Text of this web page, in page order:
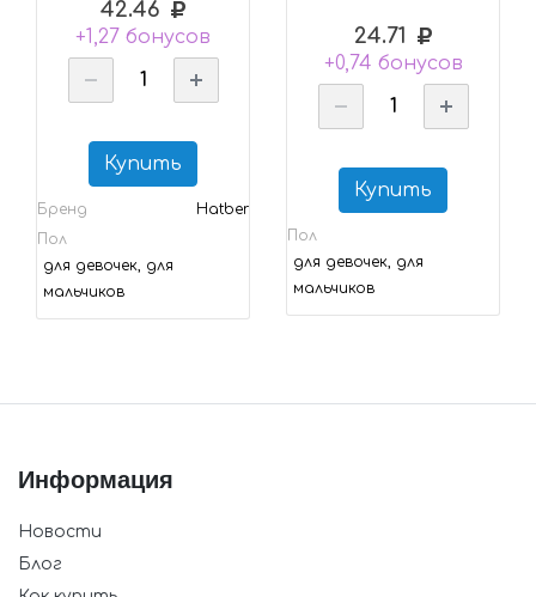
42.46
+1,27 бонусов
Купить
Бренд
Hatber
Пол
для девочек, для
мальчиков
24.71
+0,74 бонусов
Купить
Пол
для девочек, для
мальчиков
Информация
Новости
Блог